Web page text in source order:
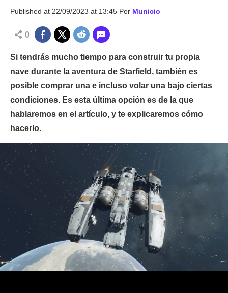
Published at 22/09/2023 at 13:45 Por Municio
0
Si tendrás mucho tiempo para construir tu propia
nave durante la aventura de Starfield, también es
posible comprar una e incluso volar una bajo ciertas
condiciones. Es esta última opción es de la que
hablaremos en el artículo, y te explicaremos cómo
hacerlo.